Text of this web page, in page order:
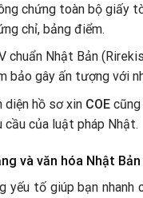
chứng toàn bộ giấy
chỉ, bảng điểm.
chuẩn Nhật Bản
bảo gây ấn tượng với
diện hồ sơ xin COEcũng
cầu của luật pháp Nhật.
và văn hóa Nhật
yếu tố giúp bạn nhanh